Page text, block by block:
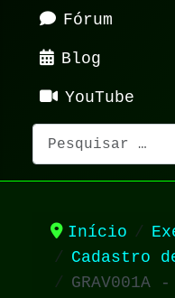
Fórum
Blog
YouTube
Pesquisar
Início
Cadastro
GRAV001A